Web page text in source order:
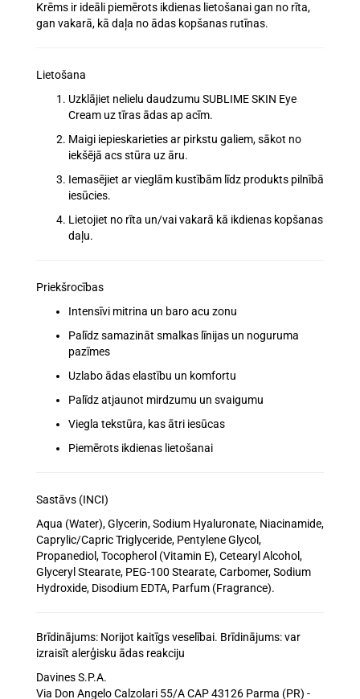
Krēms ir ideāli piemērots ikdienas lietošanai gan no rīta,
gan vakarā, kā daļa no ādas kopšanas rutīnas.
Lietošana
Uzklājiet nelielu daudzumu SUBLIME SKIN Eye
Cream uztīras ādas ap acīm.
Maigi iepieskarietiesar pirkstu galiem, sākot no
iekšējā acs stūra uz āru.
Iemasējiet ar vieglām kustībām līdz produkts pilnībā
iesūcies.
Lietojiet no rīta un/vai vakarā kā ikdienas kopšanas
daļu.
Priekšrocības
Intensīvi mitrina un baroacu zonu
Palīdzsamazināt smalkas līnijas un noguruma
pazīmes
Uzlaboādas elastību un komfortu
Palīdzatjaunot mirdzumu un svaigumu
Viegla tekstūra, kas ātri iesūcas
Piemērots ikdienas lietošanai
Sastāvs (INCI)
Aqua (Water), Glycerin, Sodium Hyaluronate, Niacinamide,
Caprylic/Capric Triglyceride, Pentylene Glycol,
Propanediol, Tocopherol (Vitamin E), Cetearyl Alcohol,
Glyceryl Stearate, PEG-100 Stearate, Carbomer, Sodium
Hydroxide, Disodium EDTA, Parfum (Fragrance).
Brīdinājums: Norijot kaitīgs veselībai. Brīdinājums: var
izraisīt alerģisku ādas reakciju
Davines S.P.A.
Via Don Angelo Calzolari 55/A CAP 43126 Parma (PR) -